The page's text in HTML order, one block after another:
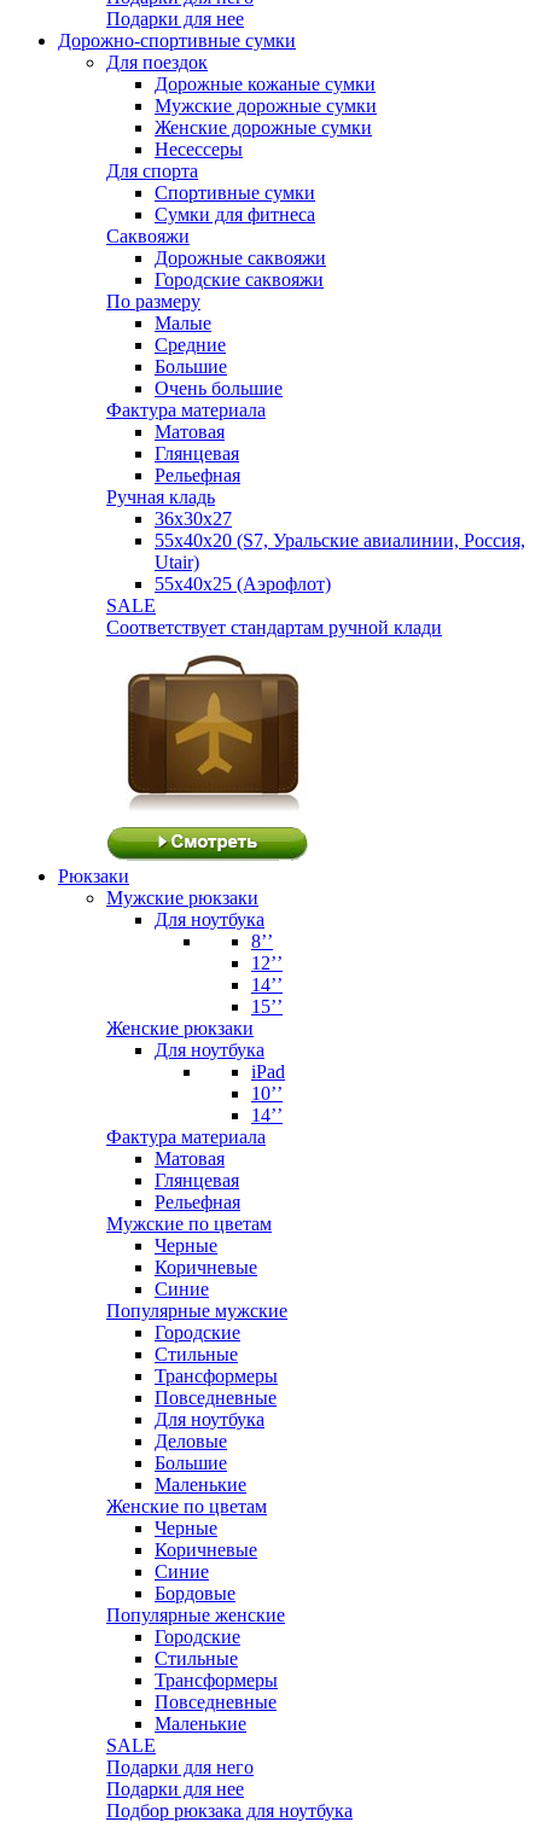
Подарки для нее
Дорожно-спортивные сумки
Для поездок
Дорожные кожаные сумки
Мужские дорожные сумки
Женские дорожные сумки
Несессеры
Для спорта
Спортивные сумки
Сумки для фитнеса
Саквояжи
Дорожные саквояжи
Городские саквояжи
По размеру
Малые
Средние
Большие
Очень большие
Фактура материала
Матовая
Глянцевая
Рельефная
Ручная кладь
36х30x27
55х40х20 (S7, Уральские авиалинии, Россия,
Utair)
55х40х25 (Аэрофлот)
SALE
Соответствует стандартам ручной клади
Рюкзаки
Мужские рюкзаки
Для ноутбука
8’’
12’’
14’’
15’’
Женские рюкзаки
Для ноутбука
iPad
10’’
14’’
Фактура материала
Матовая
Глянцевая
Рельефная
Мужские по цветам
Черные
Коричневые
Синие
Популярные мужские
Городские
Стильные
Трансформеры
Повседневные
Для ноутбука
Деловые
Большие
Маленькие
Женские по цветам
Черные
Коричневые
Синие
Бордовые
Популярные женские
Городские
Стильные
Трансформеры
Повседневные
Маленькие
SALE
Подарки для него
Подарки для нее
Подбор рюкзака для ноутбука